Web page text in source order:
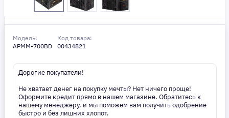
Модель:
APMM-700BD
Код товара:
00434821
Дорогие покупатели!
Не хватает денег на покупку мечты? Нет ничего проще!
Оформите кредит прямо в нашем магазине. Обратитесь к
нашему менеджеру, и мы поможем вам получить одобрение
быстро и без лишних хлопот.